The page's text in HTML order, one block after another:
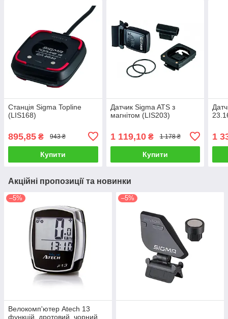
Станція Sigma Topline
(LIS168)
895,85 ₴ 943 ₴
Купити
Датчик Sigma ATS з
магнітом (LIS203)
1 119,10₴ 1 178 ₴
Купити
1
Акційні пропозиції та новинки
–5%
Велокомп'ютер Atech 13
функцій, дротовий, чорний
–5%